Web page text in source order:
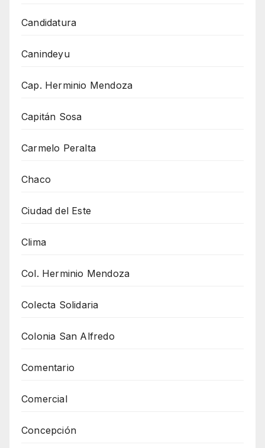
Candidatura
Canindeyu
Cap. Herminio Mendoza
Capitán Sosa
Carmelo Peralta
Chaco
Ciudad del Este
Clima
Col. Herminio Mendoza
Colecta Solidaria
Colonia San Alfredo
Comentario
Comercial
Concepción